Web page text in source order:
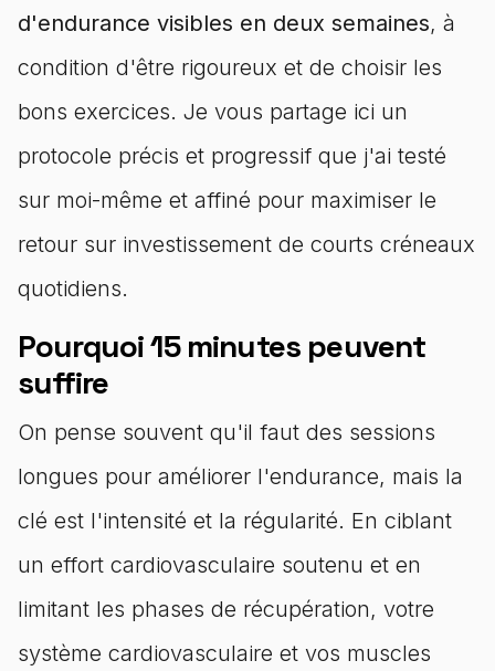
d'endurance visibles en deux semaines, à
condition d'être rigoureux et de choisir les
bons exercices. Je vous partage ici un
protocole précis et progressif que j'ai testé
sur moi-même et affiné pour maximiser le
retour sur investissement de courts créneaux
quotidiens.
Pourquoi 15 minutes peuvent
suffire
On pense souvent qu'il faut des sessions
longues pour améliorer l'endurance, mais la
clé est l'intensité et la régularité. En ciblant
un effort cardiovasculaire soutenu et en
limitant les phases de récupération, votre
système cardiovasculaire et vos muscles